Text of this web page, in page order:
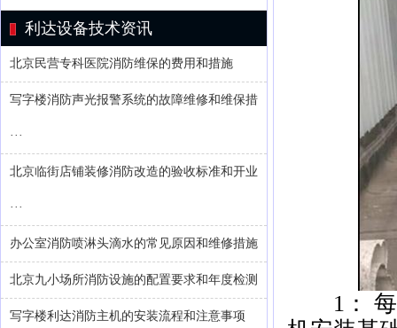
利达设备技术资讯
北京民营专科医院消防维保的费用和措施
写字楼消防声光报警系统的故障维修和维保措
···
北京临街店铺装修消防改造的验收标准和开业
···
办公室消防喷淋头滴水的常见原因和维修措施
北京九小场所消防设施的配置要求和年度检测
写字楼利达消防主机的安装流程和注意事项
1： 每